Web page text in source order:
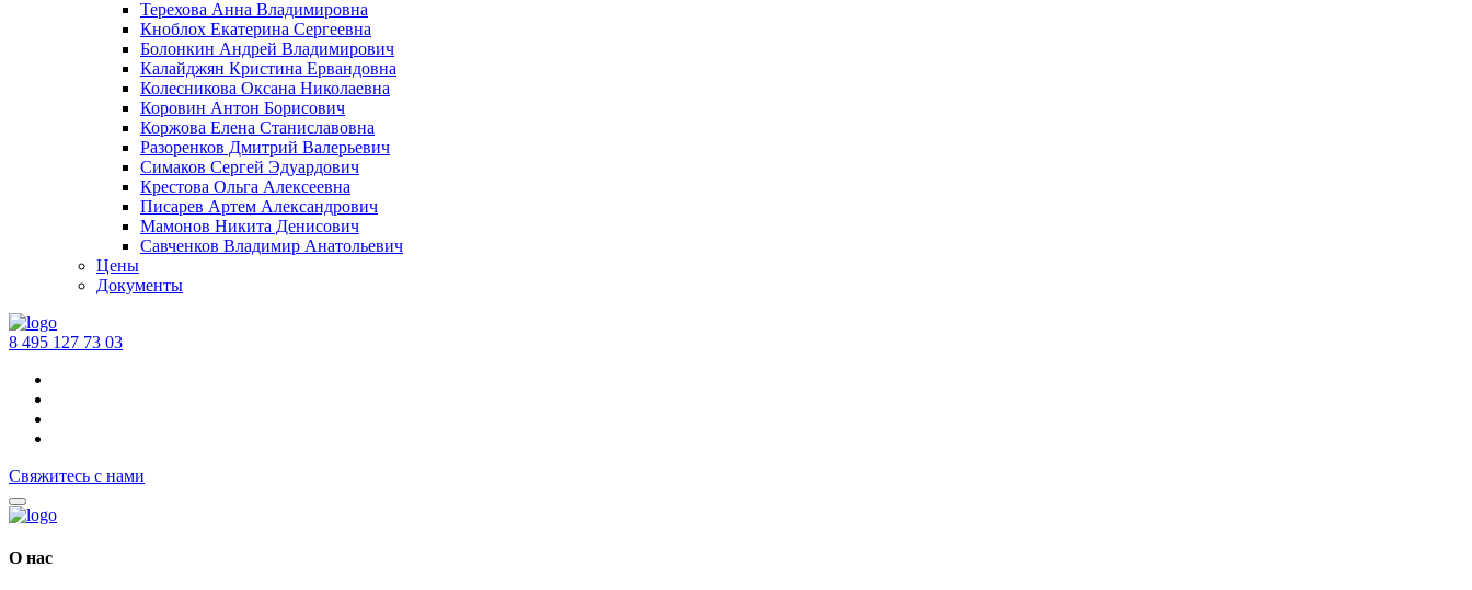
Терехова Анна Владимировна
Кноблох Екатерина Сергеевна
Болонкин Андрей Владимирович
Калайджян Кристина Ервандовна
Колесникова Оксана Николаевна
Коровин Антон Борисович
Коржова Елена Станиславовна
Разоренков Дмитрий Валерьевич
Симаков Сергей Эдуардович
Крестова Ольга Алексеевна
Писарев Артем Александрович
Мамонов Никита Денисович
Савченков Владимир Анатольевич
Цены
Документы
‪8 495 127 73 03
Свяжитесь с нами
О нас